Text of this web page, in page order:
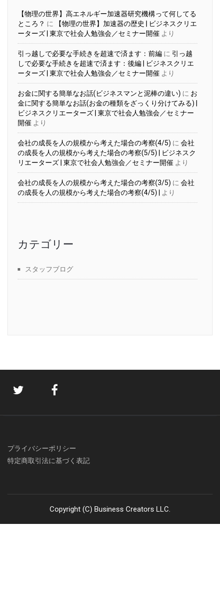
【物理の世界】高エネルギー加速器研究機構って何してる
ところ？ に
【物理の世界】加速器の歴史 | ビジネスクリエ
ーターズ | 東京で社会人勉強会／セミナー開催 より
引っ越しで必要な手続きを超速で済ます：前編 に 引っ越
しで必要な手続きを超速で済ます：後編 | ビジネスクリエ
ーターズ | 東京で社会人勉強会／セミナー開催 より
お金に関する簡単なお話(ビジネスマンと泥棒の違い) に お
金に関する簡単なお話(お金の種類をざっくり分けてみる) |
ビジネスクリエーターズ | 東京で社会人勉強会／セミナー
開催 より
会社の成長を人の規模から考えた場合の考察(4/5) に 会社
の成長を人の規模から考えた場合の考察(5/5) | ビジネスク
リエーターズ | 東京で社会人勉強会／セミナー開催 より
会社の成長を人の規模から考えた場合の考察(3/5) に 会社
の成長を人の規模から考えた場合の考察(4/5) |
より
カテゴリー
スタッフブログ
プライバシーポリシー
特定商取引法に基づく表記
Copyright (C) Business Creators LLC.